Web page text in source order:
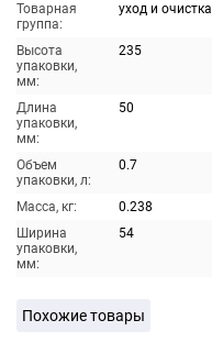
Товарная
группа:
уход и очистка
Высота
упаковки,
мм:
235
Длина
упаковки,
мм:
50
Объем
упаковки, л:
0.7
Масса, кг:
0.238
Ширина
упаковки,
мм:
54
Похожие товары